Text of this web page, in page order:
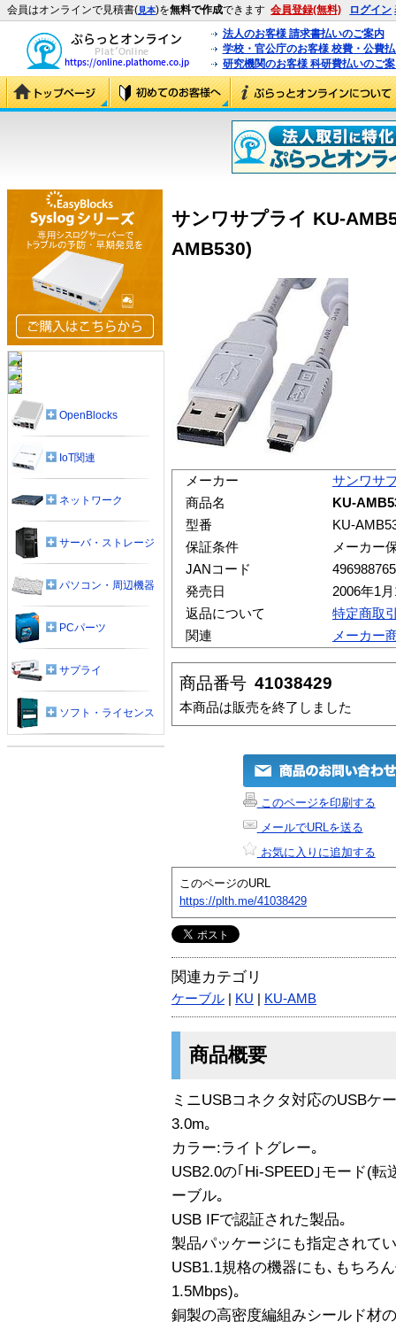
会員はオンラインで見積書(見本)を無料で作成できます 会員登録(無料) ログイン
法人のお客様 請求書払いのご案内
学校・官公庁のお客様 校費・公費
研究機関のお客様 科研費払いのご
サンワサプライ KU-
AMB530)
メーカー
サンワサ
商品名
KU-
型番
KU-
保証条件
メーカー
JANコード
発売日
2006年1
返品について
特定商取
関連
メーカー
商品番号 41038429
本商品は販売を終了しました
このページを印刷する
メールでURLを送る
お気に入りに追加する
このページのURL
https://plth.me/41038429
関連カテゴリ
ケーブル KU KU-AMB
商品概要
ミニUSBコネクタ対応のUSBケ
3.0m｡
カラー:ライトグレー｡
USB2.0の｢Hi-SPEED｣モード(
ーブル｡
USB IFで認証された製品｡
製品パッケージにも指定されて
USB1.1規格の機器にも､もちろ
1.5Mbps)｡
銅製の高密度編組みシールド材
OpenBlocks
IoT関連
ネットワーク
サーバ・ストレージ
パソコン・周辺機器
PCパーツ
サプライ
ソフト・ライセンス